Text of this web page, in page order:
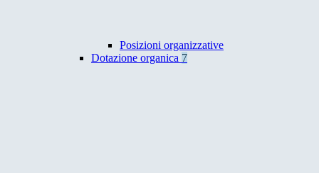
Posizioni organizzative
Dotazione organica 7